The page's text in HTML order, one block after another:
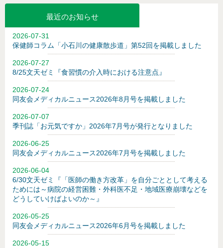
最近のお知らせ
2026-07-31
保健師コラム「小石川の健康散歩道」第52回を掲載しました
2026-07-27
8/25文天ゼミ『食習慣の介入時における注意点』
2026-07-24
同友会メディカルニュース2026年8月号を掲載しました
2026-07-07
季刊誌「お元気ですか」2026年7月号が発行となりました
2026-06-25
同友会メディカルニュース2026年7月号を掲載しました
2026-06-04
6/30文天ゼミ『「医師の働き方改革」を自分ごととして考える
ためには～病院の経営困難・外科医不足・地域医療崩壊などを
どうしていけばよいのか～』
2026-05-25
同友会メディカルニュース2026年6月号を掲載しました
2026-05-15